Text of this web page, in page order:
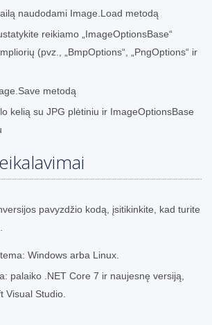
naudodami Image.Load metodą
reikiamo „ImageOptionsBase“
(pvz., „BmpOptions“, „PngOptions“ ir
metodą
kelią su JPG plėtiniu ir ImageOptionsBase
pavyzdžio kodą, įsitikinkite, kad turite
Windows arba Linux.
palaiko .NET Core 7 ir naujesnę versiją,
Visual Studio.